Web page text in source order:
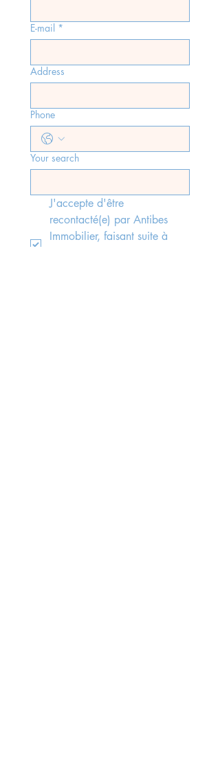
E-mail *
Address
Phone
Your search
J'accepte d'être
recontacté(e) par Antibes
Immobilier, faisant suite à